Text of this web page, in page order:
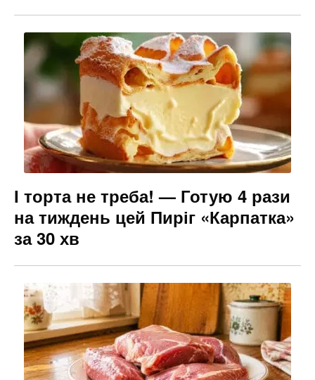
І торта не треба! — Готую 4 рази
на тиждень цей Пиріг «Карпатка»
за 30 хв